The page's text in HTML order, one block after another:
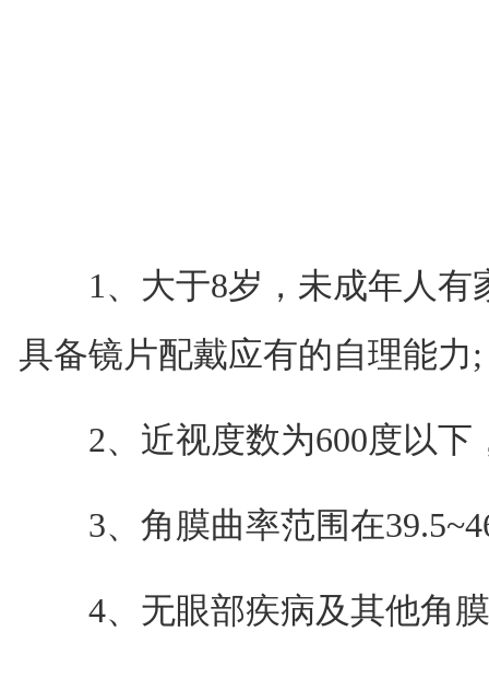
1、大于8岁，未成年人有
具备镜片配戴应有的自理能力;
2、近视度数为600度以下
3、角膜曲率范围在
4、无眼部疾病及其他角膜